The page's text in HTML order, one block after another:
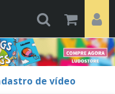
de vídeo